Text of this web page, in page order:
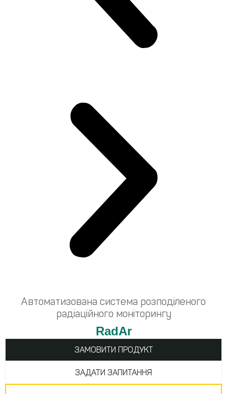
Автоматизована система розподіленого
радіаційного моніторингу
RadAr
ЗАМОВИТИ ПРОДУКТ
ЗАДАТИ ЗАПИТАННЯ